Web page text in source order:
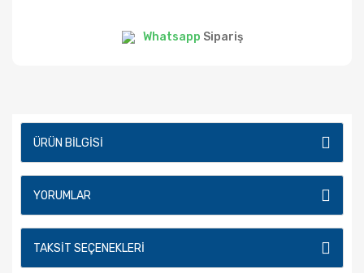
Whatsapp Sipariş
ÜRÜN BILGISI
YORUMLAR
TAKSIT SEÇENEKLERI